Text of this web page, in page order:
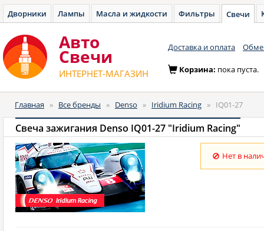
Дворники Лампы Масла и жидкости Фильтры Свечи
Авто
Cвечи
ИНТЕРНЕТ-МАГАЗИН
Доставка и оплата
Корзина: пока пуста.
Главная » Все бренды » Denso » Iridium Racing » IQ01-27
Свеча зажигания Denso IQ01-27 "Iridium Racing"
Нет в